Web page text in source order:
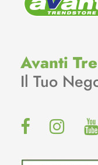
Avanti
Il Tuo